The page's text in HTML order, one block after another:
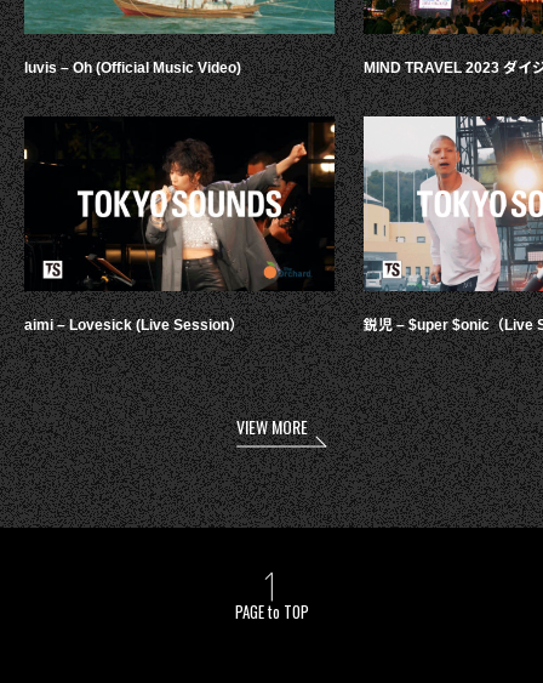
luvis – Oh (Official Music Video)
aimi – Lovesick (Live Session）
MIND TRAVEL 2023 ダイ
鋭児 – $uper $onic（Live
VIEW MORE
PAGE to TOP